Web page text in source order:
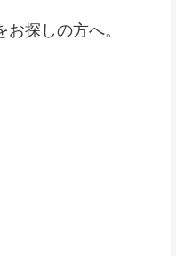
探しの方へ。